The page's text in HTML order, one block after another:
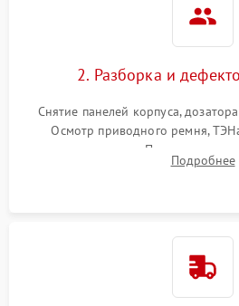
2. Разборка и
Снятие панелей корпуса,
Осмотр приводного ремня,
амортизаторов. Проверка
крестовины на износ, аПодробнее